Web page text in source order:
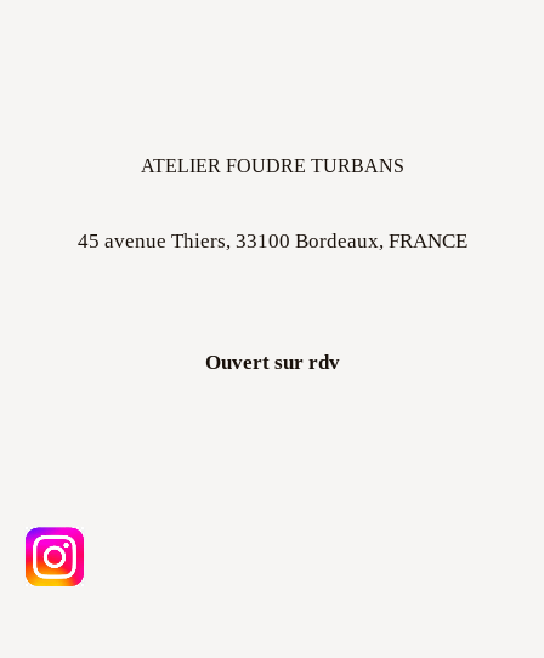
ATELIER FOUDRE TURBANS
45 avenue Thiers, 33100 Bordeaux, FRANCE
Ouvert sur rdv